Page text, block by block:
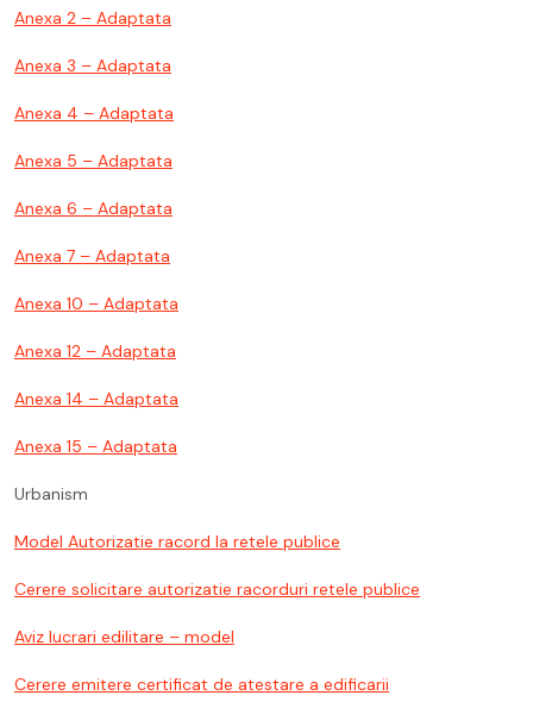
Anexa 2 – Adaptata
Anexa 3 – Adaptata
Anexa 4 – Adaptata
Anexa 5 – Adaptata
Anexa 6 – Adaptata
Anexa 7 – Adaptata
Anexa 10 – Adaptata
Anexa 12 – Adaptata
Anexa 14 – Adaptata
Anexa 15 – Adaptata
Urbanism
Model Autorizatie racord la retele publice
Cerere solicitare autorizatie racorduri retele publice
Aviz lucrari edilitare – model
Cerere emitere certificat de atestare a edificarii